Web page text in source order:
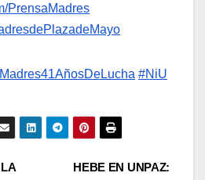
PrensaMadres
Madres41AñosDeLucha #NiU
HEBE EN UNPAZ: